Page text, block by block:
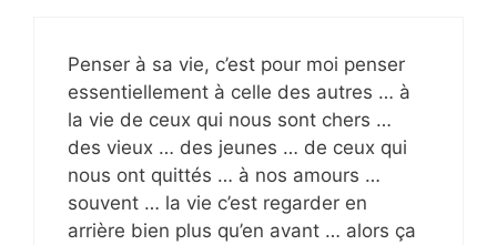
Penser à sa vie, c’est pour moi penser
essentiellement à celle des autres … à
la vie de ceux qui nous sont chers …
des vieux … des jeunes … de ceux qui
nous ont quittés … à nos amours …
souvent … la vie c’est regarder en
arrière bien plus qu’en avant … alors ça